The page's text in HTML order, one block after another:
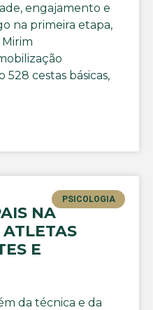
engajamento e
na primeira etapa,
cestas básicas,
PSICOLOGIA
NA
E
da técnica e da